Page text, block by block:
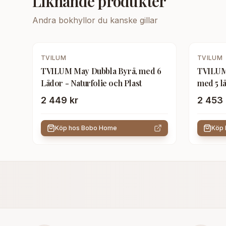
Andra bokhyllor du kanske gillar
TVILUM
TVILUM May Dubbla Byrå, med 6
Lådor - Naturfolie och Plast
2 449 kr
Köp hos Bobo Home
TVILUM
med 5
2 453
Köp